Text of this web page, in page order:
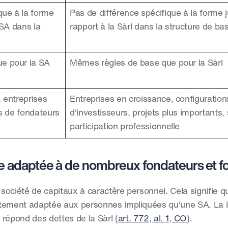
à la forme
dans la
Pas de différence spécifique à la forme
rapport à la Sàrl dans la structure de
pour la SA Mêmes règles de base que pour la Sàrl
entreprises
de fondateurs
Entreprises en croissance,
d'investisseurs, projets plus importants,
participation professionnelle
adaptée à de nombreux fondateurs et
de capitaux à caractère personnel. Cela signifie
adaptée aux personnes impliquées qu'une SA. La
des dettes de la Sàrl (art. 772, al. 1, CO).